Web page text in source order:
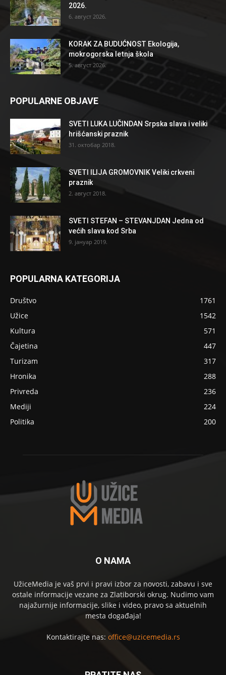
2026.
6. август 2026.
KORAK ZA BUDUĆNOST Ekologija,
mokrogorska letnja škola
5. август 2026.
POPULARNE OBJAVE
SVETI LUKA LUČINDAN Srpska slava i veliki
hrišćanski praznik
31. октобар 2018.
SVETI ILIJA GROMOVNIK Veliki crkveni
praznik
2. август 2018.
SVETI STEFAN – STEVANJDAN Jedna od
većih slava kod Srba
9. јануар 2019.
POPULARNA KATEGORIJA
Društvo
1761
Užice
1542
Kultura
571
Čajetina
447
Turizam
317
Hronika
288
Privreda
236
Mediji
224
Politika
200
O NAMA
UžiceMedia je vaš prvi i pravi izbor za novosti, zabavu i sve
ostale informacije vezane za Zlatiborski okrug. Nudimo vam
najažurnije informacije, slike i video, pravo sa aktuelnih
mesta događaja!
Kontaktirajte nas: office@uzicemedia.rs